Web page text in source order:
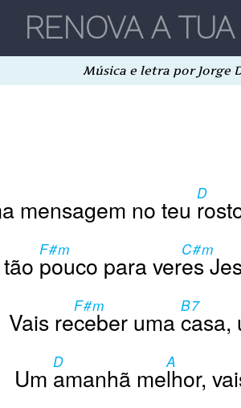
Música e letra por Jorge
mensagem no teu
D
F#m
pouco para ver
C#m
es
Vais re
F#m
ceber uma
B7
casa,
Um
D
amanhã me
A
lhor,